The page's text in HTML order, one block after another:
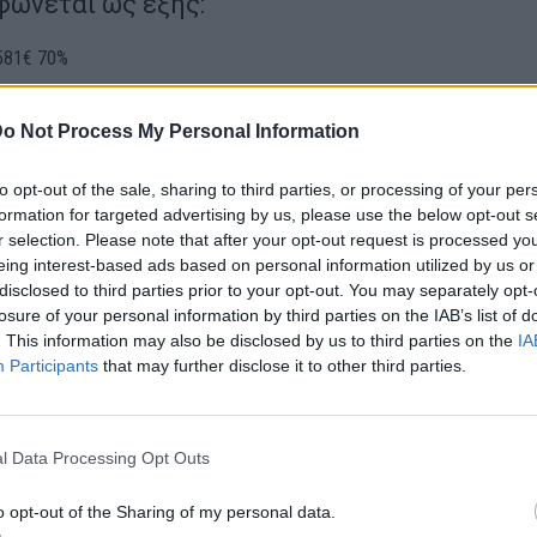
Not Process My Personal Information
opt-out of the sale, sharing to third parties, or processing of your
for targeted advertising by us, please use the below opt-out
selection. Please note that after your opt-out request is processed
interest-based ads based on personal information utilized by us
to third parties prior to your opt-out. You may separately
of your personal information by third parties on the IAB’s list of
This information may also be disclosed by us to third parties on the
Participants that may further disclose it to other third parties.
Data Processing Opt Outs
opt-out of the Sharing of my personal data.
70%
60%
50%
40%
30%
30%